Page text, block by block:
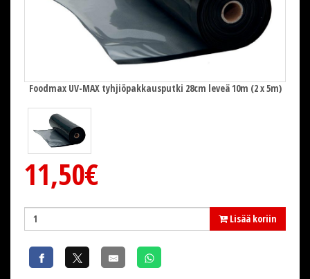
Foodmax UV-MAX tyhjiöpakkausputki 28cm leveä 10m (2 x 5m)
11,50€
Lisää koriin